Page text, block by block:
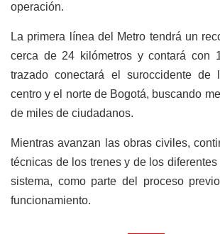
operación.
La primera línea del Metro tendrá un
cerca de 24 kilómetros y contará con
trazado conectará el suroccidente de
centro y el norte de Bogotá, buscando
de miles de ciudadanos.
Mientras avanzan las obras civiles,
técnicas de los trenes y de los diferentes
sistema, como parte del proceso
funcionamiento.